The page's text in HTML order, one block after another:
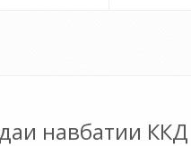
навбатии